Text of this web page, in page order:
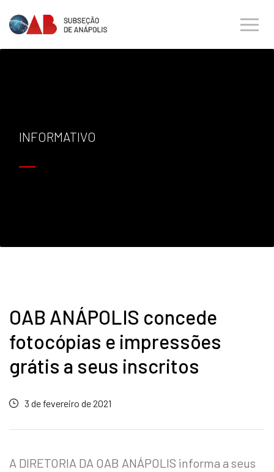
INFORMATIVO
OAB ANÁPOLIS concede
fotocópias e impressões
grátis a seus inscritos
3 de fevereiro de 2021
A DIRETORIA DA OAB ANÁPOLIS informa a seus